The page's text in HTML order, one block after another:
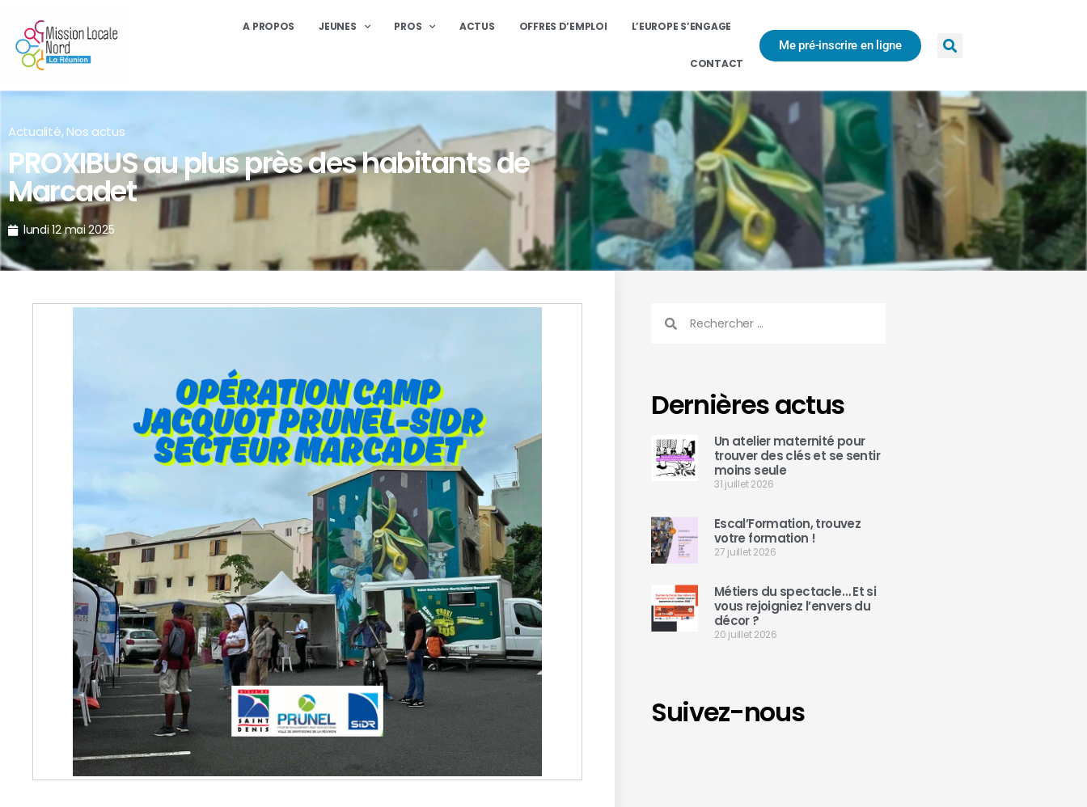
A PROPOS JEUNES PROS ACTUS OFFRES D’EMPLOI L’EUROPE S’ENGAGE
CONTACT
Me pré-inscrire en ligne
Actualité,Nos actus
PROXIBUS au plus près des habitants de
Marcadet
lundi 12 mai 2025
Dernières actus
Un atelier maternité pour
trouver des clés et se sentir
moins seule
31 juillet 2026
Escal’Formation, trouvez
votre formation !
27 juillet 2026
Métiers du spectacle… Et si
vous rejoigniez l’envers du
décor ?
20 juillet 2026
Suivez-nous